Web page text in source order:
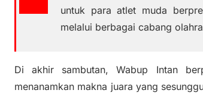
untuk para atlet muda
melalui berbagai cabang
Di akhir sambutan, Wabup Intan
menanamkan makna juara yang